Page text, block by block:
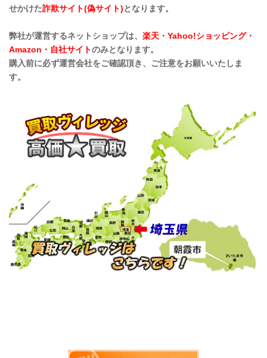
せかけた詐欺サイト(偽サイト)となります。
弊社が運営するネットショップは、 楽天・Yahoo!ショッピング・
Amazon・自社サイトのみとなります。
購入前に必ず運営会社をご確認頂き、ご注意をお願いいたしま
す。